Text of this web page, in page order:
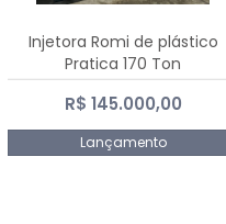
Injetora Romi de plástico
Pratica 170 Ton
R$ 145.000,00
Lançamento